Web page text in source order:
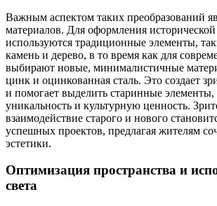
Важным аспектом таких преобразований
материалов. Для оформления
используются традиционные элементы,
камень и дерево, в то время как для
выбирают новые, минималистичные
цинк и оцинкованная сталь. Это создает
и помогает выделить старинные элементы,
уникальность и культурную ценность.
взаимодействие старого и нового
успешных проектов, предлагая жителям
эстетики.
Оптимизация пространства и
света